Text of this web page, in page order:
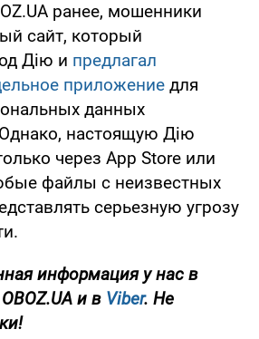
ранее, мошенники
сайт, который
Дію и предлагал
приложение для
данных
настоящую Дію
через App Store или
файлы с неизвестных
серьезную угрозу
информация у нас в
OBOZ.UA и в Viber. Не